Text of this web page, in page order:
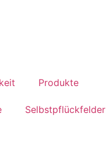
Produkte
Selbstpflückfelder